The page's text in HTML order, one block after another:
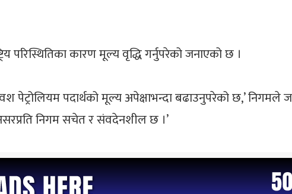
परिस्थितिका कारण मूल्य वृद्धि गर्नुपरेको जनाएको छ ।
पदार्थको मूल्य अपेक्षाभन्दा बढाउनुपरेको छ,’ निगमले
निगम सचेत र संवदेनशील छ ।’